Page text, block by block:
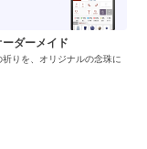
ダーメイド
りを、オリジナルの念珠に